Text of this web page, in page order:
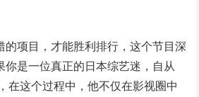
的项目，才能胜利排行，这个节目深
你是一位真正的日本综艺迷，自从
在这个过程中，他不仅在影视圈中